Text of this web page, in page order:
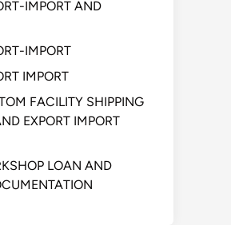
IMPORT AND
IMPORT
IMPORT
FACILITY SHIPPING
EXPORT IMPORT
LOAN AND